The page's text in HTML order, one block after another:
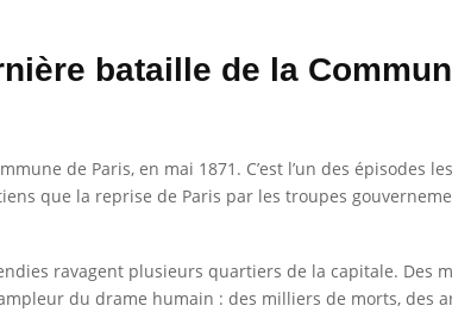
bataille de la
de Paris, en mai 1871. C’est l’un des épisodes
que la reprise de Paris par les troupes
ravagent plusieurs quartiers de la capitale. Des
du drame humain : des milliers de morts, des